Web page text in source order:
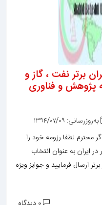
برتر نفت ، گاز و
پژوهش و فناوری
به‌روزرسانی: ۱۳۹۴/۰۷/۰۹
محترم لطفا رزومه خود را
در ایران به عنوان انتخاب
ارسال فرمایید و جوایز ویژه